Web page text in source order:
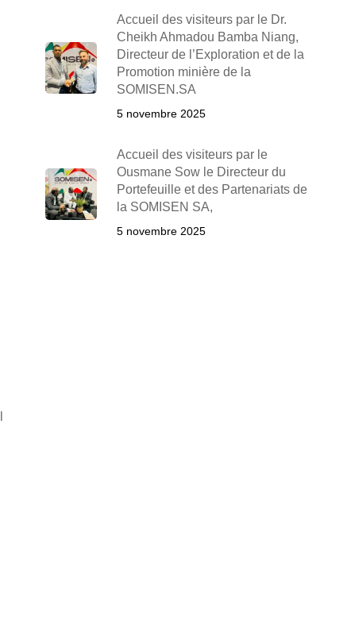
Accueil des visiteurs par le Dr.
Cheikh Ahmadou Bamba Niang,
Directeur de l’Exploration et de la
Promotion minière de la
SOMISEN.SA
5 novembre 2025
Accueil des visiteurs par le
Ousmane Sow le Directeur du
Portefeuille et des Partenariats de
la SOMISEN SA,
5 novembre 2025